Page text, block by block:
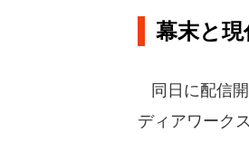
幕末と
同日に配信
ディアワーク